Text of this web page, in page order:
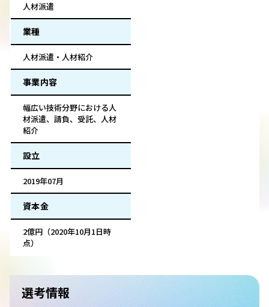
人材派遣
業種
人材派遣・人材紹介
事業内容
幅広い技術分野における人
材派遣、請負、受託、人材
紹介
設立
2019年07月
資本金
2億円（2020年10月1日時
点）
選考情報